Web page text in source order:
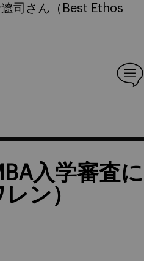
司さん（Best Ethos
入学審査に
ン）